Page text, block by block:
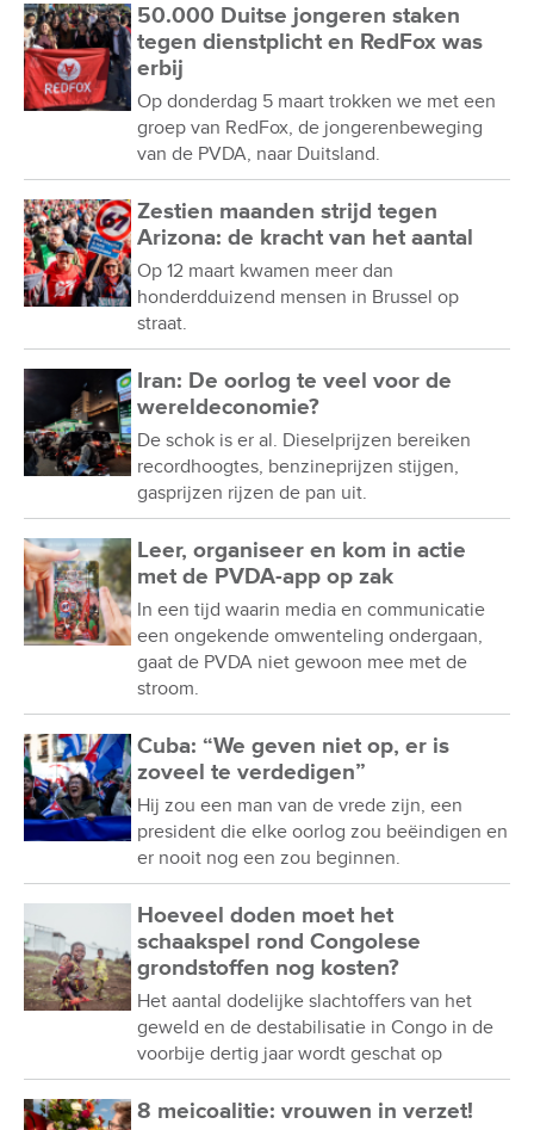
50.000 Duitse jongeren staken
tegen dienstplicht en RedFox was
erbij
Op donderdag 5 maart trokken we met een
groep van RedFox, de jongerenbeweging
van de PVDA, naar Duitsland.
Zestien maanden strijd tegen
Arizona: de kracht van het aantal
Op 12 maart kwamen meer dan
honderdduizend mensen in Brussel op
straat.
Iran: De oorlog te veel voor de
wereldeconomie?
De schok is er al. Dieselprijzen bereiken
recordhoogtes, benzineprijzen stijgen,
gasprijzen rijzen de pan uit.
Leer, organiseer en kom in actie
met de PVDA-app op zak
In een tijd waarin media en communicatie
een ongekende omwenteling ondergaan,
gaat de PVDA niet gewoon mee met de
stroom.
Cuba: “We geven niet op, er is
zoveel te verdedigen”
Hij zou een man van de vrede zijn, een
president die elke oorlog zou beëindigen en
er nooit nog een zou beginnen.
Hoeveel doden moet het
schaakspel rond Congolese
grondstoffen nog kosten?
Het aantal dodelijke slachtoffers van het
geweld en de destabilisatie in Congo in de
voorbije dertig jaar wordt geschat op
8 meicoalitie: vrouwen in verzet!